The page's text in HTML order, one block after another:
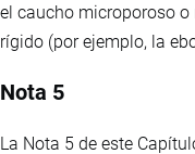
el caucho microporoso o
rígido (por ejemplo, la
Nota 5
La Nota 5 de este